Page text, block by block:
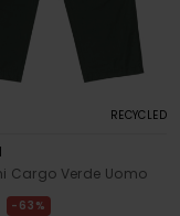
RECYCLED
Cargo Verde Uomo
63%